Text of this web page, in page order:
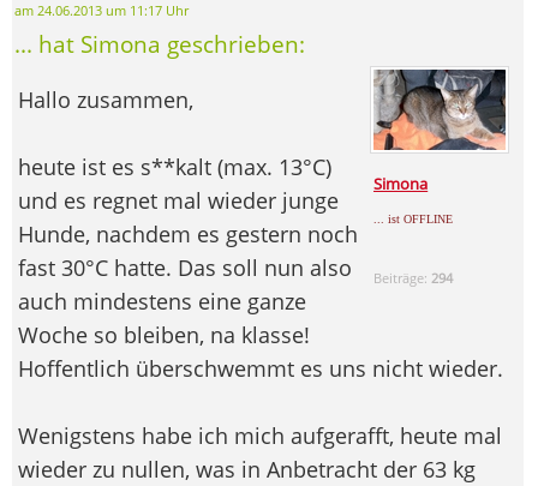
am 24.06.2013 um 11:17 Uhr
... hat Simona geschrieben:
Simona
... ist OFFLINE
Beiträge: 294
Hallo zusammen,
heute ist es s**kalt (max. 13°C)
und es regnet mal wieder junge
Hunde, nachdem es gestern noch
fast 30°C hatte. Das soll nun also
auch mindestens eine ganze
Woche so bleiben, na klasse!
Hoffentlich überschwemmt es uns nicht wieder.
Wenigstens habe ich mich aufgerafft, heute mal
wieder zu nullen, was in Anbetracht der 63 kg